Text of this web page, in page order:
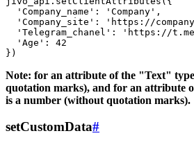
  'Company_name': 'Company',
'Company_site': 'https://
'Telegram_chanel': 'https://
  'Age': 42
Note: for an attribute of the "Text"
quotation marks), and for an attribute
is a number (without quotation marks).
setCustomData#